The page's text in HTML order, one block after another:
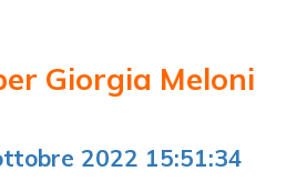
Giorgia Meloni
2022 15:51:34